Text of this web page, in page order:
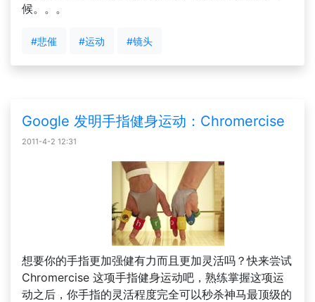
候。。。
#悲催 #运动 #镜头
Google 发明手指健身运动：Chromercise
2011-4-2 12:31
想要你的手指更加强健有力而且更加灵活吗？快来尝试
Chromercise 这项手指健身运动吧，熟练掌握这项运
动之后，你手指的灵活程度完全可以秒杀神马最顶级的